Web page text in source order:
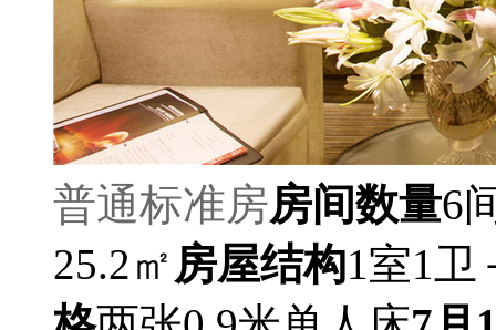
普通标准房房间数量6
25.2㎡ 房屋结构1室1卫